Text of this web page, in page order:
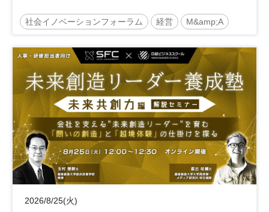
社会イノベーションフォーラム 経営 M&amp;A
事業承継 中堅中小企業
日経社会イノベーションフォーラム 参加無料
2026/8/25(火)